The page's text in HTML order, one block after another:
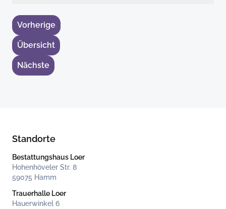
Vorherige
Übersicht
Nächste
Standorte
Bestattungshaus Loer
Hohenhöveler Str. 8
59075 Hamm
Trauerhalle Loer
Hauerwinkel 6